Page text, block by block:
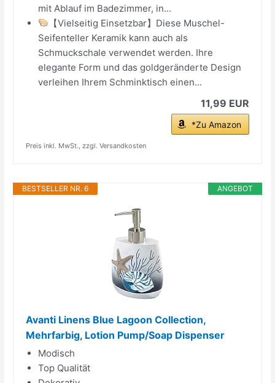
mit Ablauf im Badezimmer, in...
【Vielseitig Einsetzbar】Diese Muschel-
Seifenteller Keramik kann auch als
Schmuckschale verwendet werden. Ihre
elegante Form und das goldgeränderte Design
verleihen Ihrem Schminktisch einen...
11,99 EUR
*Zu Amazon
Preis inkl. MwSt., zzgl. Versandkosten
ANGEBOT
BESTSELLER NR. 6
Avanti Linens Blue Lagoon Collection,
Mehrfarbig, Lotion Pump/Soap Dispenser
Modisch
Top Qualität